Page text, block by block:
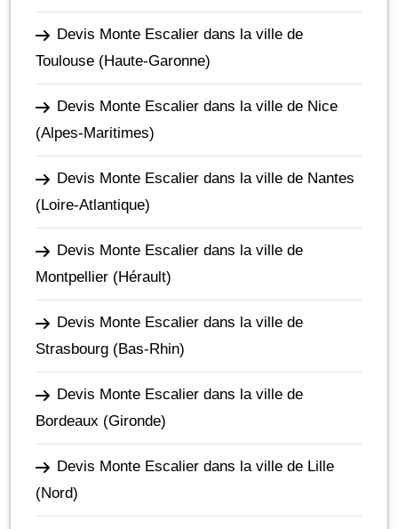
Devis Monte Escalier dans la ville de
Toulouse (Haute-Garonne)
Devis Monte Escalier dans la ville de Nice
(Alpes-Maritimes)
Devis Monte Escalier dans la ville de Nantes
(Loire-Atlantique)
Devis Monte Escalier dans la ville de
Montpellier (Hérault)
Devis Monte Escalier dans la ville de
Strasbourg (Bas-Rhin)
Devis Monte Escalier dans la ville de
Bordeaux (Gironde)
Devis Monte Escalier dans la ville de Lille
(Nord)